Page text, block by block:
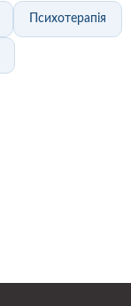
Психотерапія